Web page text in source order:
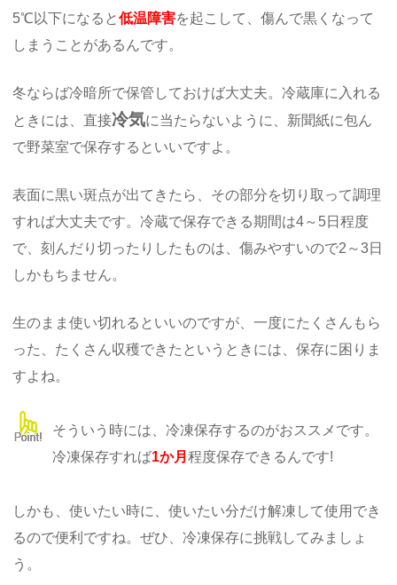
5℃以下になると低温障害を起こして、傷んで黒くなって
しまうことがあるんです。
冬ならば冷暗所で保管しておけば大丈夫。冷蔵庫に入れる
ときには、直接冷気に当たらないように、新聞紙に包ん
で野菜室で保存するといいですよ。
表面に黒い斑点が出てきたら、その部分を切り取って調理
すれば大丈夫です。冷蔵で保存できる期間は4～5日程度
で、刻んだり切ったりしたものは、傷みやすいので2～3日
しかもちません。
生のまま使い切れるといいのですが、一度にたくさんもら
った、たくさん収穫できたというときには、保存に困りま
すよね。
そういう時には、冷凍保存するのがおススメです。
冷凍保存すれば1か月程度保存できるんです!
しかも、使いたい時に、使いたい分だけ解凍して使用でき
るので便利ですね。ぜひ、冷凍保存に挑戦してみましょ
う。